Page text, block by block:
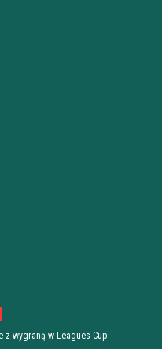
z wygraną w Leagues Cup